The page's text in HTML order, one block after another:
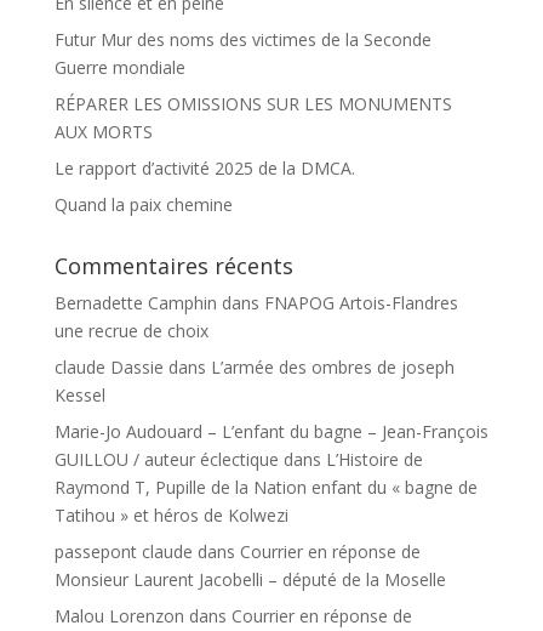
Futur Mur des noms des victimes de la Seconde
Guerre mondiale
RÉPARER LES OMISSIONS SUR LES MONUMENTS
AUX MORTS
Le rapport d’activité 2025 de la DMCA.
Quand la paix chemine
Commentaires récents
Bernadette Camphin dans FNAPOG Artois-Flandres
une recrue de choix
claude Dassie dans L’armée des ombres de joseph
Kessel
Marie-Jo Audouard – L’enfant du bagne – Jean-François
GUILLOU / auteur éclectique dans L’Histoire de
Raymond T, Pupille de la Nation enfant du « bagne de
Tatihou » et héros de Kolwezi
passepont claude dans Courrier en réponse de
Monsieur Laurent Jacobelli – député de la Moselle
Malou Lorenzon dans Courrier en réponse de